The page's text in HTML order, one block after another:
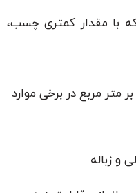
با مقدار کمتری چسب،
و زباله